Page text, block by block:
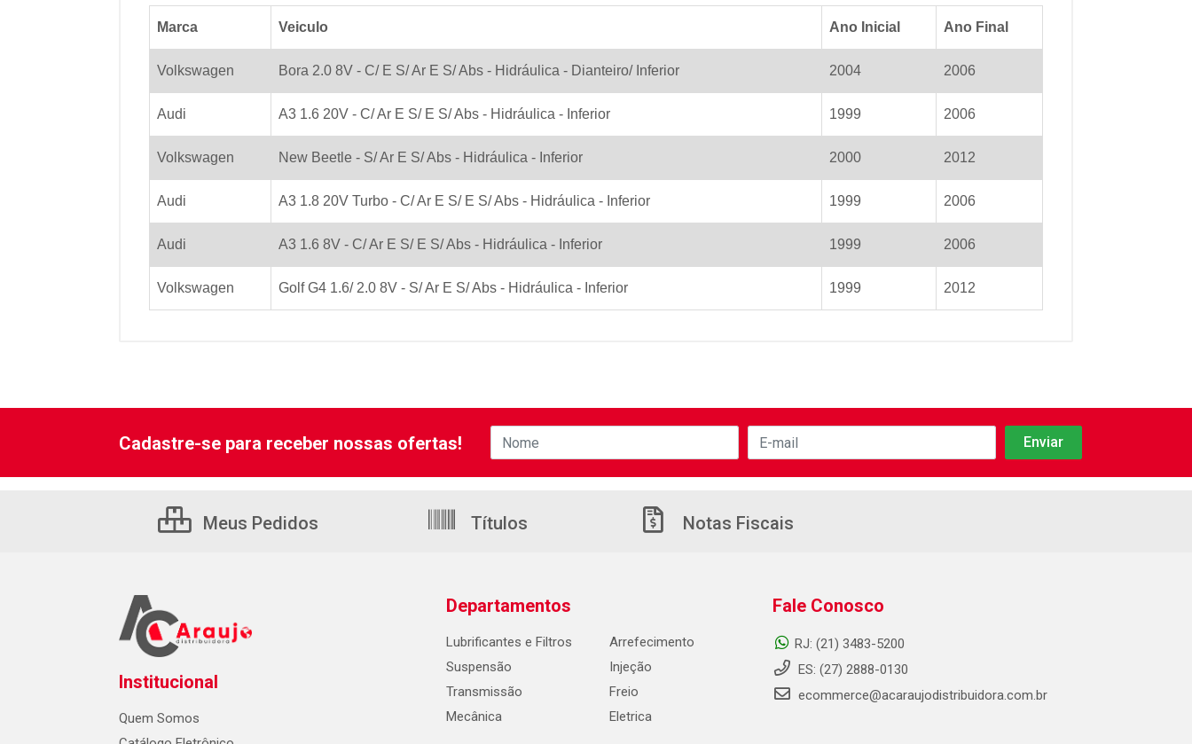
Marca Veiculo Ano Inicial Ano Final
Volkswagen Bora 2.0 8V - C/ E S/ Ar E S/ Abs - Hidráulica - Dianteiro/ Inferior 2004 2006
Audi A3 1.6 20V - C/ Ar E S/ E S/ Abs - Hidráulica - Inferior 1999 2006
Volkswagen New Beetle - S/ Ar E S/ Abs - Hidráulica - Inferior 2000 2012
Audi A3 1.8 20V Turbo - C/ Ar E S/ E S/ Abs - Hidráulica - Inferior 1999 2006
Audi A3 1.6 8V - C/ Ar E S/ E S/ Abs - Hidráulica - Inferior 1999 2006
Volkswagen Golf G4 1.6/ 2.0 8V - S/ Ar E S/ Abs - Hidráulica - Inferior 1999 2012
Cadastre-se para receber nossas ofertas!
Meus Pedidos Títulos Notas Fiscais
Institucional
Quem Somos
Departamentos
Lubrificantes e Filtros
Suspensão
Transmissão
Mecânica
Arrefecimento
Injeção
Freio
Eletrica
Fale Conosco
RJ: (21) 3483-5200
ES: (27) 2888-0130
ecommerce@acaraujodistribuidora.com.br